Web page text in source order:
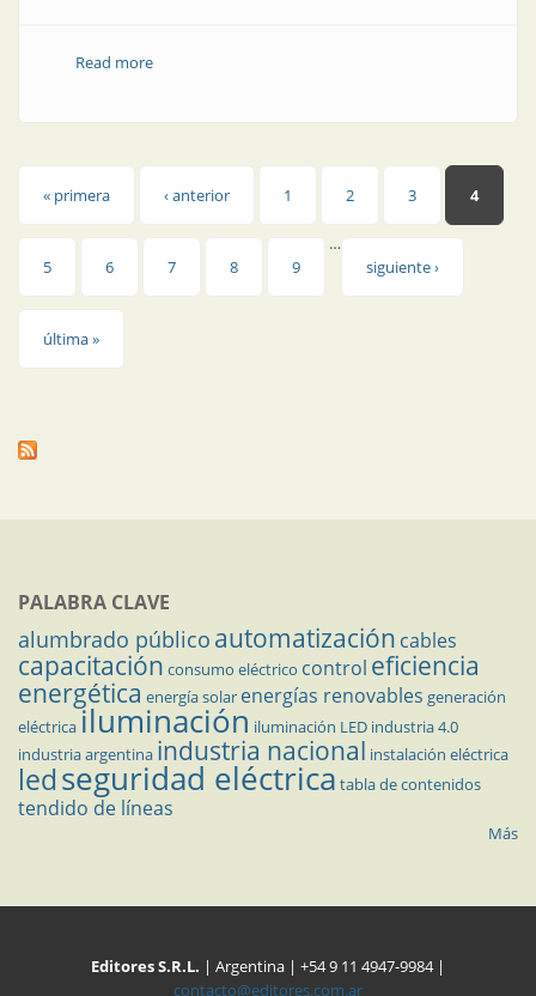
Read moreabout Sistema de puesta a tierra
Páginas
« primera ‹ anterior 1 2 3 4
5 6 7 8 9
…
siguiente ›
última »
PALABRA CLAVE
alumbrado público automatización cables
capacitación consumo eléctrico control eficiencia
energética energía solar energías renovables generación
eléctricailuminación iluminación LED industria 4.0
industria argentina industria nacional instalación eléctrica
ledseguridad eléctrica tabla de contenidos
tendido de líneas
Más
Editores S.R.L. | Argentina | +54 9 11 4947-9984 |
contacto@editores.com.ar